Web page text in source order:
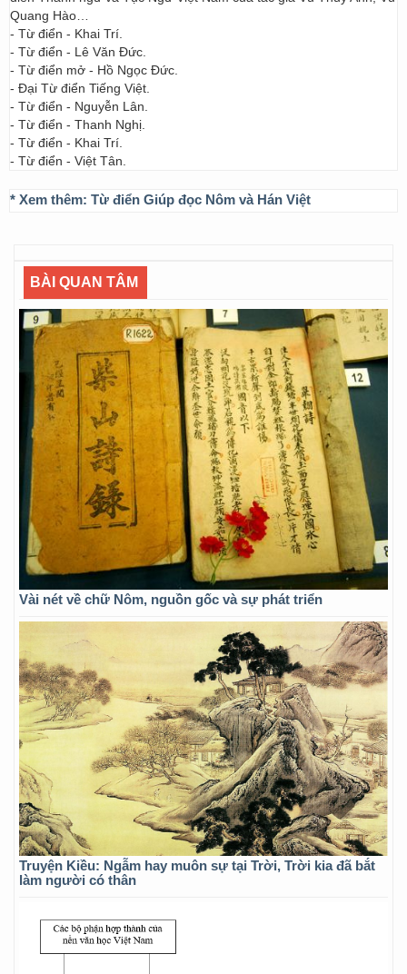
Quang Hào…
- Từ điển - Khai Trí.
- Từ điển - Lê Văn Đức.
- Từ điển mở - Hồ Ngọc Đức.
- Đại Từ điển Tiếng Việt.
- Từ điển - Nguyễn Lân.
- Từ điển - Thanh Nghị.
- Từ điển - Khai Trí.
- Từ điển - Việt Tân.
* Xem thêm: Từ điển Giúp đọc Nôm và Hán Việt
BÀI QUAN TÂM
Vài nét về chữ Nôm, nguồn gốc và sự phát triển
Truyện Kiều: Ngẫm hay muôn sự tại Trời, Trời kia đã bắt
làm người có thân